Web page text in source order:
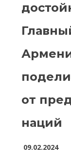
от
наций
09.02.2024